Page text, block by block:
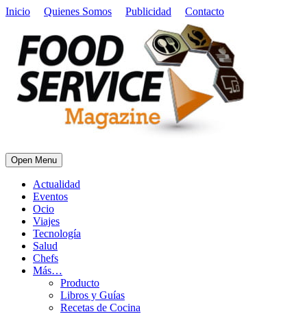
Inicio Quienes Somos Publicidad Contacto
Open Menu
Actualidad
Eventos
Ocio
Viajes
Tecnología
Salud
Chefs
Más…
Producto
Libros y Guías
Recetas de Cocina